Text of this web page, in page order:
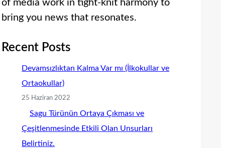
of media work in tight-knit harmony to
bring you news that resonates.
Recent Posts
Devamsızlıktan Kalma Var mı (İlkokullar ve
Ortaokullar)
25 Haziran 2022
Sagu Türünün Ortaya Çıkması ve
Çeşitlenmesinde Etkili Olan Unsurları
Belirtiniz.